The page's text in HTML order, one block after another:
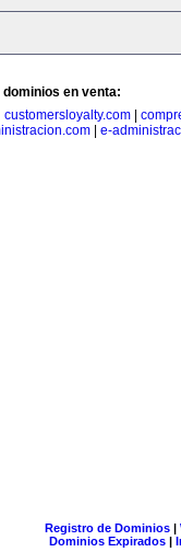
dominios en venta:
customersloyalty.com|
| e-
Registro de Dominios|
Dominios Expirados |